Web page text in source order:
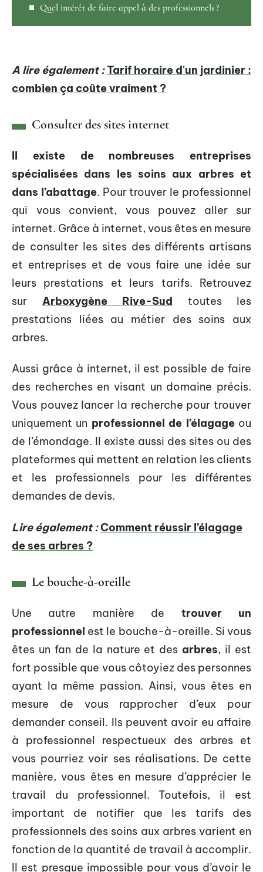
Quel intérêt de faire appel à des professionnels ?
A lire également :Tarif horaire d'un jardinier :
combien ça coûte vraiment ?
Consulter des sites internet
Il existe de nombreuses entreprises
spécialisées dans les soins aux arbres et
dans l’abattage. Pour trouver le professionnel
qui vous convient, vous pouvez aller sur
internet. Grâce à internet, vous êtes en mesure
de consulter les sites des différents artisans
et entreprises et de vous faire une idée sur
leurs prestations et leurs tarifs. Retrouvez
sur Arboxygène Rive-Sud toutes les
prestations liées au métier des soins aux
arbres.
Aussi grâce à internet, il est possible de faire
des recherches en visant un domaine précis.
Vous pouvez lancer la recherche pour trouver
uniquement un professionnel de l’élagageou
de l’émondage. Il existe aussi des sites ou des
plateformes qui mettent en relation les clients
et les professionnels pour les différentes
demandes de devis.
Lire également :Comment réussir l’élagage
de ses arbres ?
Le bouche-à-oreille
Une autre manière de trouver un
professionnel est le bouche-à-oreille. Si vous
êtes un fan de la nature et des arbres, il est
fort possible que vous côtoyiez des personnes
ayant la même passion. Ainsi, vous êtes en
mesure de vous rapprocher d’eux pour
demander conseil. Ils peuvent avoir eu affaire
à professionnel respectueux des arbres et
vous pourriez voir ses réalisations. De cette
manière, vous êtes en mesure d’apprécier le
travail du professionnel. Toutefois, il est
important de notifier que les tarifs des
professionnels des soins aux arbres varient en
fonction de la quantité de travail à accomplir.
Il est presque impossible pour vous d’avoir le